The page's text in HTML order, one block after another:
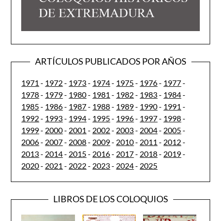
ARTÍCULOS PUBLICADOS POR AÑOS
1971 - 1972- 1973- 1974- 1975- 1976- 1977-
1978- 1979- 1980- 1981 - 1982- 1983- 1984-
1985- 1986- 1987- 1988- 1989- 1990- 1991 -
1992- 1993- 1994- 1995- 1996- 1997- 1998-
1999- 2000- 2001 - 2002- 2003- 2004- 2005-
2006- 2007- 2008- 2009- 2010- 2011 - 2012-
2013- 2014- 2015- 2016- 2017- 2018- 2019-
2020- 2021 - 2022- 2023- 2024- 2025
LIBROS DE LOS COLOQUIOS